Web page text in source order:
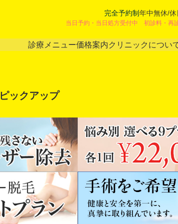
完全予約制年中無休/
当日予約・当日処方受付中 初診料・再
診療メニュー価格案内クリニックについ
ピックアップ